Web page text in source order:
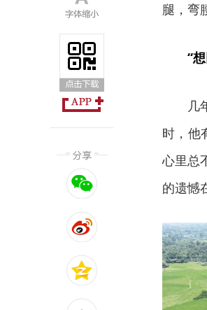
腿，弯
“
几
时，他
心里总
的遗憾